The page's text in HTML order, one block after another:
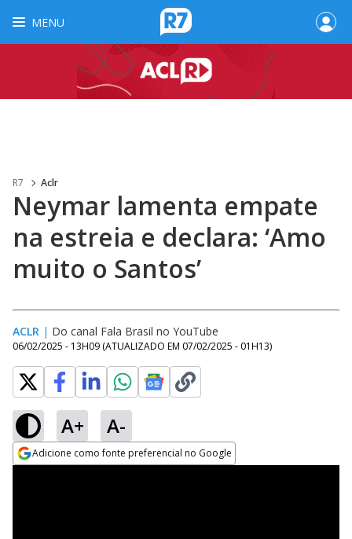
MENU
R7 Aclr
Neymar lamenta empate
na estreia e declara: ‘Amo
muito o Santos’
ACLR | Do canal Fala Brasil no YouTube
06/02/2025 - 13H09 (ATUALIZADO EM 07/02/2025 - 01H13)
A+ A-
Adicione como fonte preferencial no Google